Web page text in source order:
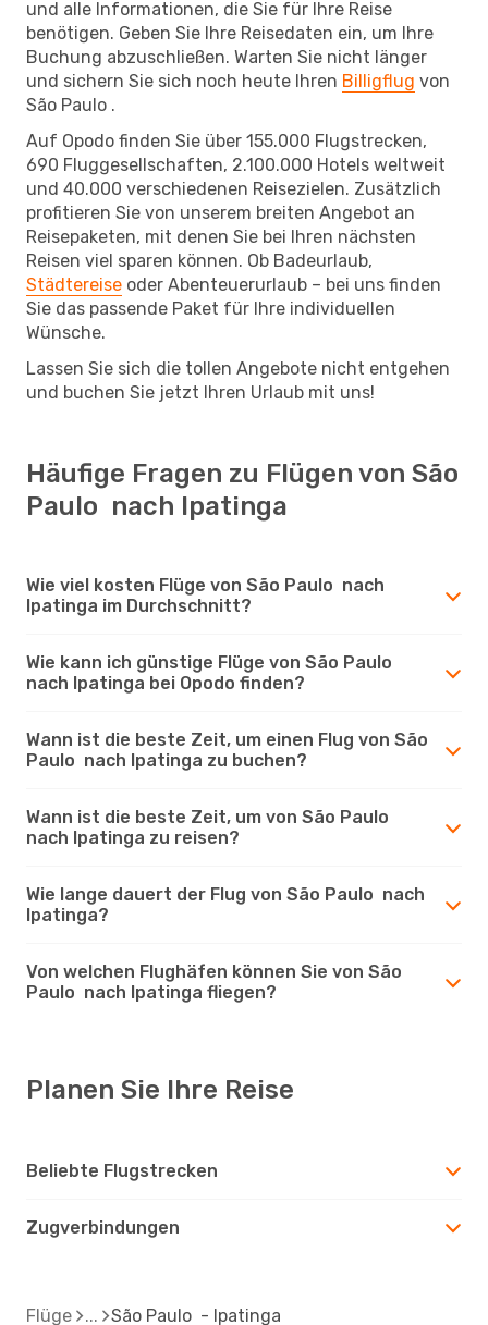
und alle Informationen, die Sie für Ihre Reise
benötigen. Geben Sie Ihre Reisedaten ein, um Ihre
Buchung abzuschließen. Warten Sie nicht länger
und sichern Sie sich noch heute Ihren Billigflug von
São Paulo .
Auf Opodo finden Sie über 155.000 Flugstrecken,
690 Fluggesellschaften, 2.100.000 Hotels weltweit
und 40.000 verschiedenen Reisezielen. Zusätzlich
profitieren Sie von unserem breiten Angebot an
Reisepaketen, mit denen Sie bei Ihren nächsten
Reisen viel sparen können. Ob Badeurlaub,
Städtereise oder Abenteuerurlaub – bei uns finden
Sie das passende Paket für Ihre individuellen
Wünsche.
Lassen Sie sich die tollen Angebote nicht entgehen
und buchen Sie jetzt Ihren Urlaub mit uns!
Häufige Fragen zu Flügen von São
Paulo nach Ipatinga
Wie viel kosten Flüge von São Paulo nach
Ipatinga im Durchschnitt?
Wie kann ich günstige Flüge von São Paulo
nach Ipatinga bei Opodo finden?
Wann ist die beste Zeit, um einen Flug von São
Paulo nach Ipatinga zu buchen?
Wann ist die beste Zeit, um von São Paulo
nach Ipatinga zu reisen?
Wie lange dauert der Flug von São Paulo nach
Ipatinga?
Von welchen Flughäfen können Sie von São
Paulo nach Ipatinga fliegen?
Planen Sie Ihre Reise
Beliebte Flugstrecken
Zugverbindungen
Flüge São Paulo - Ipatinga